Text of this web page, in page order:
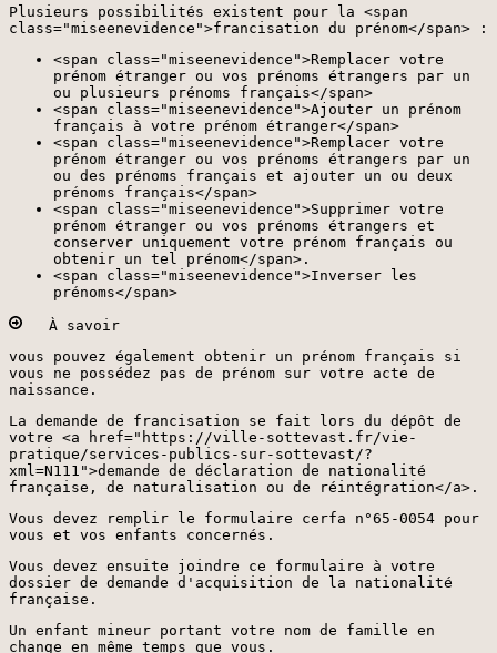
Plusieurs possibilités existent pour la <span
class="miseenevidence">francisation du prénom</span> :
<span class="miseenevidence">Remplacer votre
prénom étranger ou vos prénoms étrangers par un
ou plusieurs prénoms français</span>
<span class="miseenevidence">Ajouter un prénom
français à votre prénom étranger</span>
<span class="miseenevidence">Remplacer votre
prénom étranger ou vos prénoms étrangers par un
ou des prénoms français et ajouter un ou deux
prénoms français</span>
<span class="miseenevidence">Supprimer votre
prénom étranger ou vos prénoms étrangers et
conserver uniquement votre prénom français ou
obtenir un tel prénom</span>.
<span class="miseenevidence">Inverser les
prénoms</span>
À savoir
vous pouvez également obtenir un prénom français si
vous ne possédez pas de prénom sur votre acte de
naissance.
La demande de francisation se fait lors du dépôt de
votre <a href="https://ville-sottevast.fr/vie-
pratique/services-publics-sur-sottevast/?
xml=N111">demande de déclaration de nationalité
française, de naturalisation ou de réintégration</a>.
Vous devez remplir le formulaire cerfa n°65-0054 pour
vous et vos enfants concernés.
Vous devez ensuite joindre ce formulaire à votre
dossier de demande d'acquisition de la nationalité
française.
Un enfant mineur portant votre nom de famille en
change en même temps que vous.